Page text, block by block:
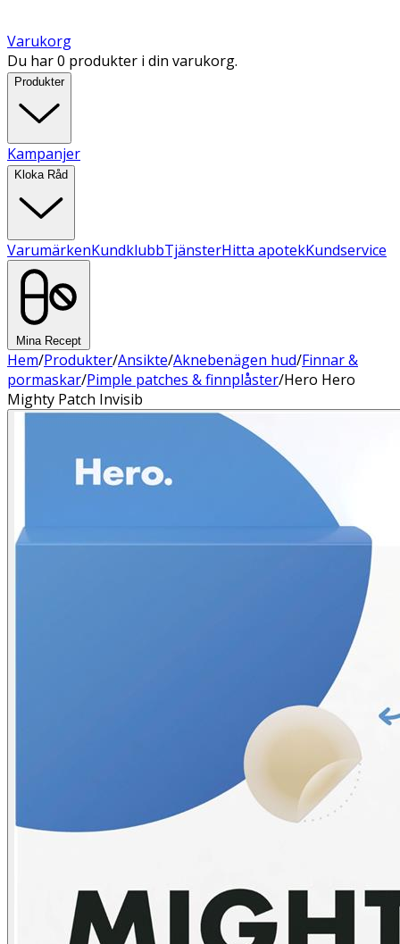
Varukorg
Du har 0 produkter i din varukorg.
Produkter
Kampanjer
Kloka Råd
VarumärkenKundklubbTjänsterHitta apotekKundservice
Mina Recept
Hem/Produkter/Ansikte/Aknebenägen hud/Finnar &
pormaskar/Pimple patches & finnplåster/Hero Hero
Mighty Patch Invisib